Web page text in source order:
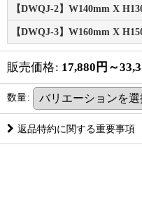
【DWQJ-2】W140mm X
【DWQJ-3】W160mm X
販売価格: 17,880 円 ～
数量:
返品特約に関する重要事項